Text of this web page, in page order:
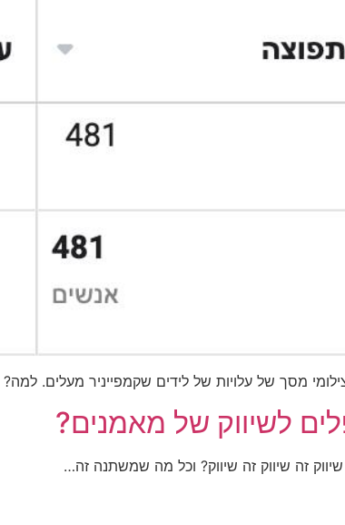
מסך של עלויות של לידים שקמפייניר מעלים.
לשיווק של מאמנים?
זה שיווק זה שיווק? וכל מה שמשתנה זה…